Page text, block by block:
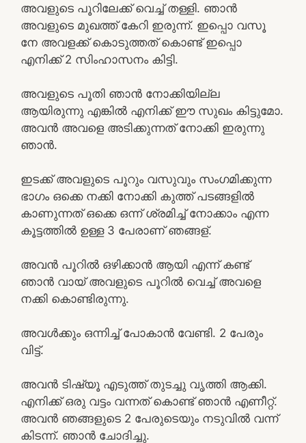
അവളുടെ പൂറിലേക്ക് വെച്ച് തള്ളി. ഞാൻ
അവളുടെ മുഖത്ത് കേറി ഇരുന്ന്. ഇപ്പൊ വസൂ
നേ അവളക്ക് കൊടുത്തത് കൊണ്ട് ഇപ്പൊ
എനിക്ക് 2 സിംഹാസനം കിട്ടി.
അവളുടെ പൂതി ഞാൻ നോക്കിയില്ല
ആയിരുന്നു എങ്കിൽ എനിക്ക് ഈ സുഖം കിട്ടുമോ.
അവൻ അവളെ അടിക്കുന്നത് നോക്കി ഇരുന്നു
ഞാൻ.
ഇടക്ക് അവളുടെ പൂറും വസുവും സംഗമിക്കുന്ന
ഭാഗം ഒക്കെ നക്കി നോക്കി കുത്ത് പടങ്ങളിൽ
കാണുന്നത് ഒക്കെ ഒന്ന് ശ്രമിച്ച് നോക്കാം എന്ന
കൂട്ടത്തിൽ ഉള്ള 3 പേരാണ് ഞങ്ങള്.
അവൻ പൂറിൽ ഒഴിക്കാൻ ആയി എന്ന് കണ്ട്
ഞാൻ വായ് അവളുടെ പൂറിൽ വെച്ച് അവളെ
നക്കി കൊണ്ടിരുന്നു.
അവൾക്കും ഒന്നിച്ച് പോകാൻ വേണ്ടി. 2 പേരും
വിട്ട്.
അവൻ ടിഷ്യൂ എടുത്ത് തുടച്ചു വൃത്തി ആക്കി.
എനിക്ക് ഒരു വട്ടം വന്നത് കൊണ്ട് ഞാൻ എണീറ്റ്.
അവൻ ഞങ്ങളുടെ 2 പേരുടെയും നടുവിൽ വന്ന്
കിടന്ന്. ഞാൻ ചോദിച്ചു.